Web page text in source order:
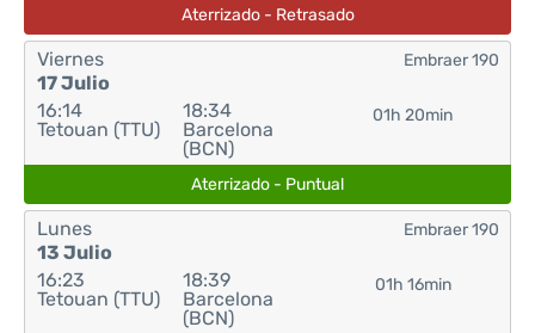
Aterrizado - Retrasado
Viernes
17 Julio
16:14
Tetouan (TTU)
18:34
Barcelona
(BCN)
01h 20min
Embraer 190
Aterrizado - Puntual
Lunes
13 Julio
16:23
Tetouan (TTU)
18:39
Barcelona
(BCN)
01h 16min
Embraer 190